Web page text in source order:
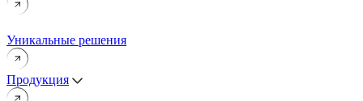
Уникальные решения
Продукция